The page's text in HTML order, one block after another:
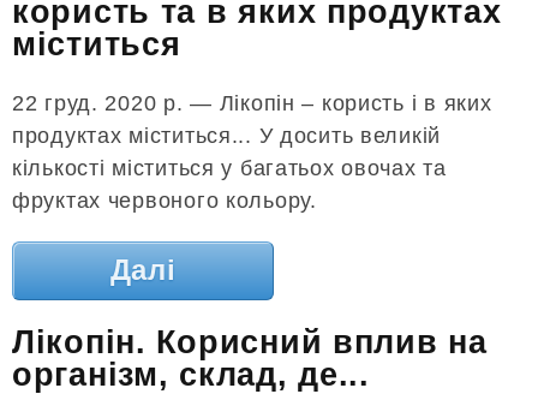
користь та в яких продуктах
міститься
22 груд. 2020 р. — Лікопін – користь і в яких
продуктах міститься... У досить великій
кількості міститься у багатьох овочах та
фруктах червоного кольору.
Далі
Лікопін. Корисний вплив на
організм, склад, де...